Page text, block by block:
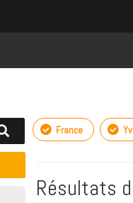
France
Résultats